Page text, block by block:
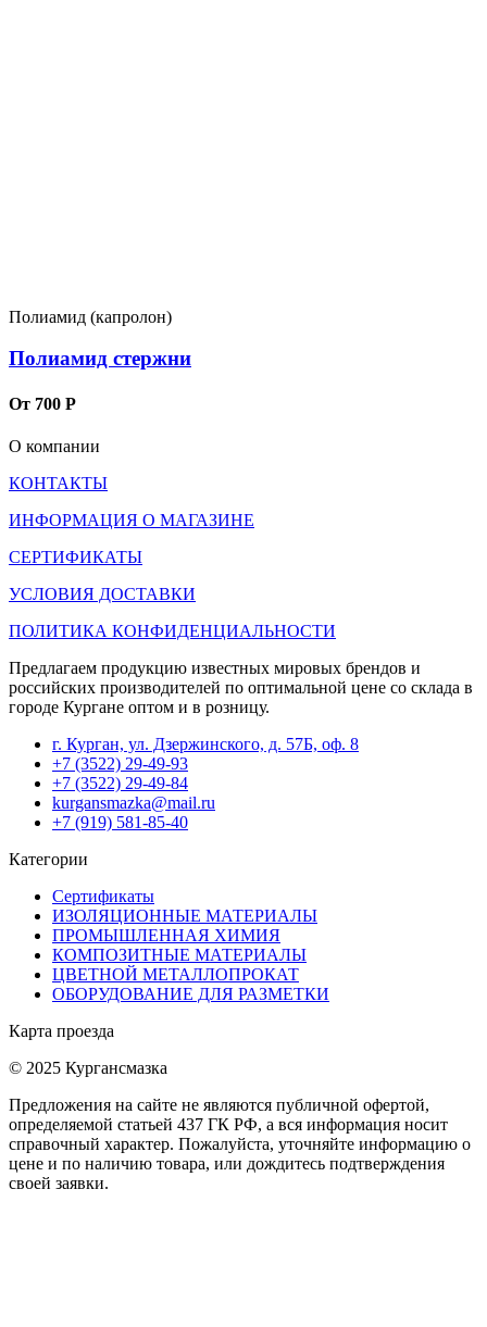
Полиамид (капролон)
Полиамид стержни
От 700 Р
О компании
КОНТАКТЫ
ИНФОРМАЦИЯ О МАГАЗИНЕ
СЕРТИФИКАТЫ
УСЛОВИЯ ДОСТАВКИ
ПОЛИТИКА КОНФИДЕНЦИАЛЬНОСТИ
Предлагаем продукцию известных мировых брендов и
российских производителей по оптимальной цене со склада в
городе Кургане оптом и в розницу.
г. Курган, ул. Дзержинского, д. 57Б, оф. 8
+7 (3522) 29-49-93
+7 (3522) 29-49-84
kurgansmazka@mail.ru
+7 (919) 581-85-40
Категории
Сертификаты
ИЗОЛЯЦИОННЫЕ МАТЕРИАЛЫ
ПРОМЫШЛЕННАЯ ХИМИЯ
КОМПОЗИТНЫЕ МАТЕРИАЛЫ
ЦВЕТНОЙ МЕТАЛЛОПРОКАТ
ОБОРУДОВАНИЕ ДЛЯ РАЗМЕТКИ
Карта проезда
© 2025 Кургансмазка
Предложения на сайте не являются публичной офертой,
определяемой статьей 437 ГК РФ, а вся информация носит
справочный характер. Пожалуйста, уточняйте информацию о
цене и по наличию товара, или дождитесь подтверждения
своей заявки.